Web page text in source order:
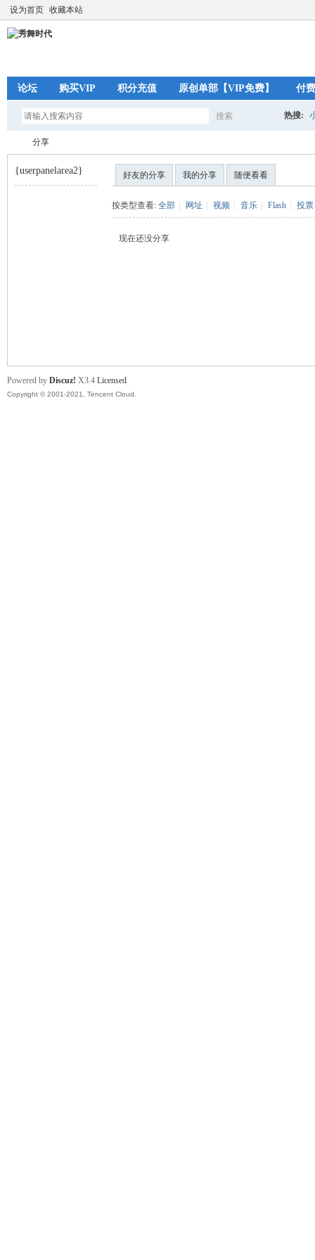
设为首页 收藏本站
论坛 购买VIP 积分充值 原创单部【VIP免费】 付
搜索 热搜:
分享
{userpanelarea2} 好友的分享 我的分享 随便看看
按类型查看: 全部 网址 视频 音乐 Flash 投票
现在还没分享
Powered by Discuz! X3.4 Licensed
Copyright © 2001-2021, Tencent Cloud.